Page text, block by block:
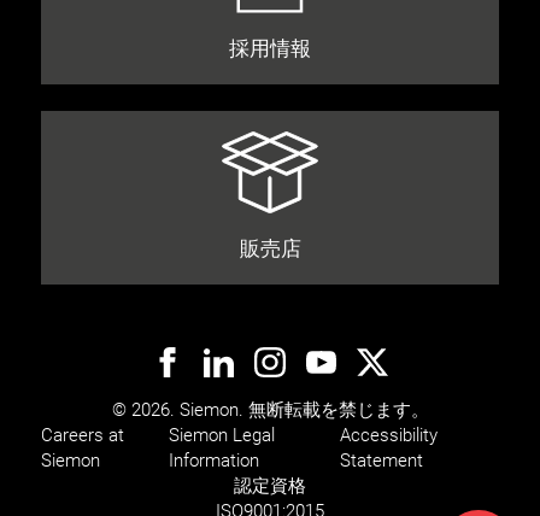
採用情報
販売店
© 2026. Siemon. 無断転載を禁じます。
Careers at
Siemon
Siemon Legal
Information
Accessibility
Statement
認定資格
ISO9001:2015